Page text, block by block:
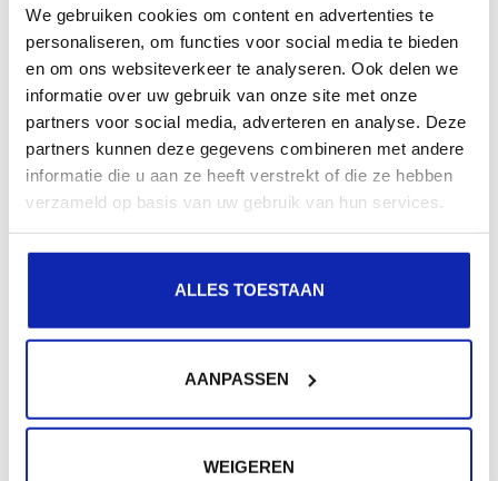
We gebruiken cookies om content en advertenties te
personaliseren, om functies voor social media te bieden
en om ons websiteverkeer te analyseren. Ook delen we
informatie over uw gebruik van onze site met onze
partners voor social media, adverteren en analyse. Deze
partners kunnen deze gegevens combineren met andere
informatie die u aan ze heeft verstrekt of die ze hebben
verzameld op basis van uw gebruik van hun services.
ALLES TOESTAAN
AANPASSEN
WEIGEREN